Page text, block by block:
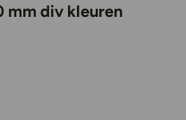
mm div kleuren